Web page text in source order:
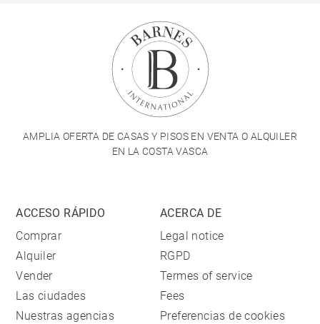
AMPLIA OFERTA DE CASAS Y PISOS EN VENTA O ALQUILER
EN LA COSTA VASCA
ACCESO RÁPIDO
Comprar
Alquiler
Vender
Las ciudades
Nuestras agencias
ACERCA DE
Legal notice
RGPD
Termes of service
Fees
Preferencias de cookies